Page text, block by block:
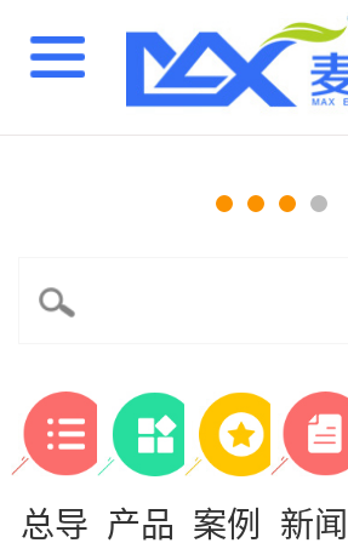
总导 产品 案例 新闻